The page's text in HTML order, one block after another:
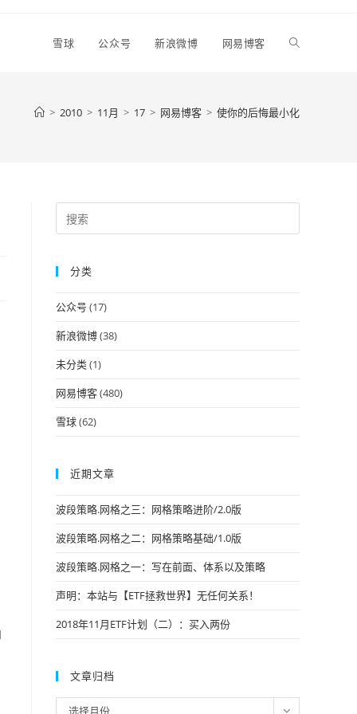
雪球 公众号 新浪微博 网易博客 Toggle
> 2010 > 11月 > 17 > 网易博客 > 使你的后悔最小化
Escape
分类
公众号 (17)
新浪微博(38)
未分类(1)
网易博客(480)
雪球(62)
近期文章
波段策略.网格之三：网格策略进阶/2.0版
波段策略.网格之二：网格策略基础/1.0版
波段策略.网格之一：写在前面、体系以及策略
声明：本站与【ETF拯救世界】无任何关系！
2018年11月ETF计划（二）：买入两份
文章归档
选择月份